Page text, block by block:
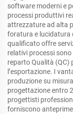
software moderni e
processi produttivi
attrezzature ad alta
foratura e lucidatura
qualificato offre
relativi processi
reparto Qualità (QC)
l’esportazione. I
produzione su
progettazione entro
progettisti
forniscono